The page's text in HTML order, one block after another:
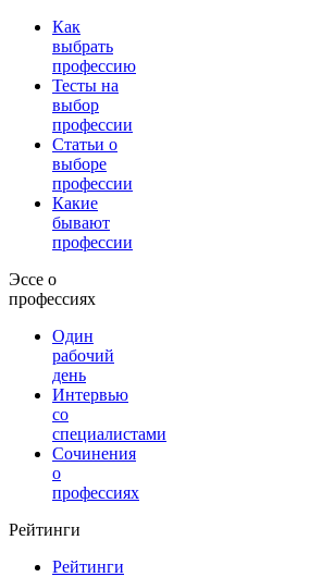
Как
выбрать
профессию
Тесты на
выбор
профессии
Статьи о
выборе
профессии
Какие
бывают
профессии
Эссе о
профессиях
Один
рабочий
день
Интервью
со
специалистами
Сочинения
о
профессиях
Рейтинги
Рейтинги